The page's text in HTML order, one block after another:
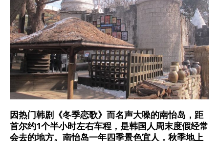
因热门韩剧《冬季恋歌》而名声大噪的南怡岛，距
首尔约1个半小时左右车程，是韩国人周末度假经常
会去的地方。南怡岛一年四季景色宜人，秋季地上